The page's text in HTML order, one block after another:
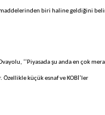
maddelerinden biri haline geldiğini
‘’Piyasada şu anda en çok
küçük esnaf ve KOBİ’ler